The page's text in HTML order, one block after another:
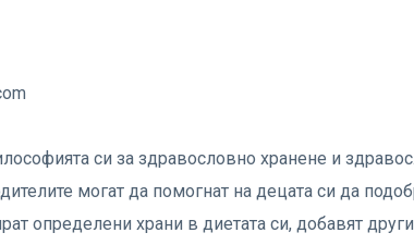
си за здравословно хранене и
могат да помогнат на децата си да
определени храни в диетата си, добавят